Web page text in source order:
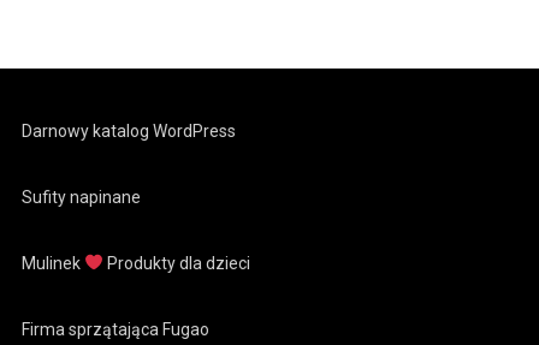
Darnowy katalog WordPress
Sufity napinane
Mulinek Produkty dla dzieci
Firma sprzątająca Fugao